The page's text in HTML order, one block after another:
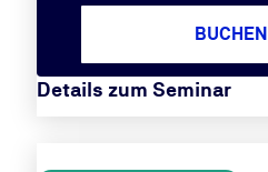
Details zum Seminar
BUCHEN